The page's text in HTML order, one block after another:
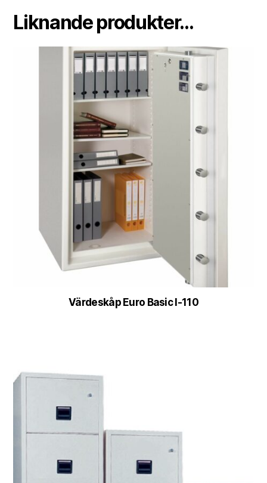
Liknande produkter...
Värdeskåp Euro Basic I-110